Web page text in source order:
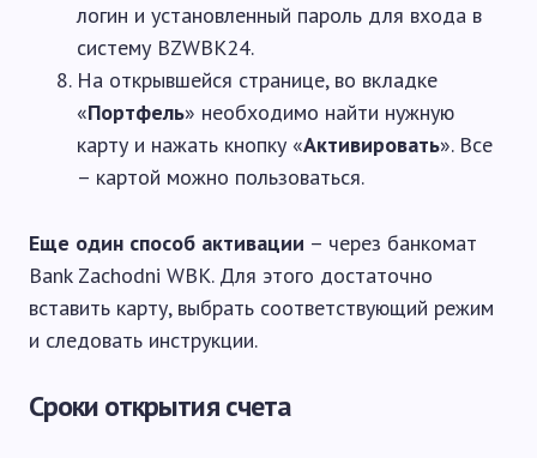
логин и установленный пароль для входа в
систему BZWBK24.
На открывшейся странице, во вкладке
«Портфель» необходимо найти нужную
карту и нажать кнопку «Активировать». Все
– картой можно пользоваться.
Еще один способ активации – через банкомат
Bank Zachodni WBK. Для этого достаточно
вставить карту, выбрать соответствующий режим
и следовать инструкции.
Сроки открытия счета